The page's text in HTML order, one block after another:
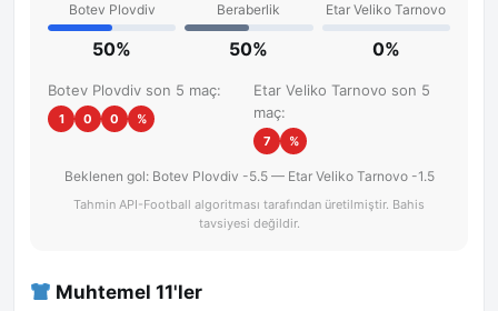
Botev Plovdiv
50%
Beraberlik
50%
Etar Veliko Tarnovo
0%
Botev Plovdiv son 5 maç:
1 0 0 %
Etar Veliko Tarnovo son 5
maç:
7 %
Beklenen gol: Botev Plovdiv -5.5 — Etar Veliko Tarnovo -1.5
Tahmin API-Football algoritması tarafından üretilmiştir. Bahis
tavsiyesi değildir.
Muhtemel 11'ler